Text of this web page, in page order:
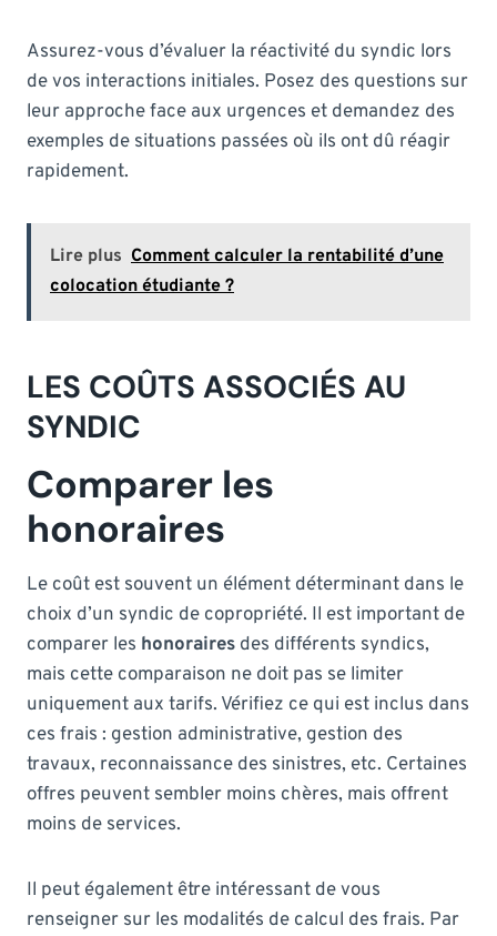
Assurez-vous d’évaluer la réactivité du syndic lors
de vos interactions initiales. Posez des questions sur
leur approche face aux urgences et demandez des
exemples de situations passées où ils ont dû réagir
rapidement.
Lire plus Comment calculer la rentabilité d’une
colocation étudiante ?
LES COÛTS ASSOCIÉS AU
SYNDIC
Comparer les
honoraires
Le coût est souvent un élément déterminant dans le
choix d’un syndic de copropriété. Il est important de
comparer les honoraires des différents syndics,
mais cette comparaison ne doit pas se limiter
uniquement aux tarifs. Vérifiez ce qui est inclus dans
ces frais : gestion administrative, gestion des
travaux, reconnaissance des sinistres, etc. Certaines
offres peuvent sembler moins chères, mais offrent
moins de services.
Il peut également être intéressant de vous
renseigner sur les modalités de calcul des frais. Par